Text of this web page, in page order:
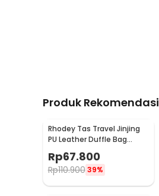
Produk Rekomendasi
Rhodey Tas Travel Jinjing
PU Leather Duffle Bag
Stripe Model - S01
Rp67.800
Rp110.900 39%